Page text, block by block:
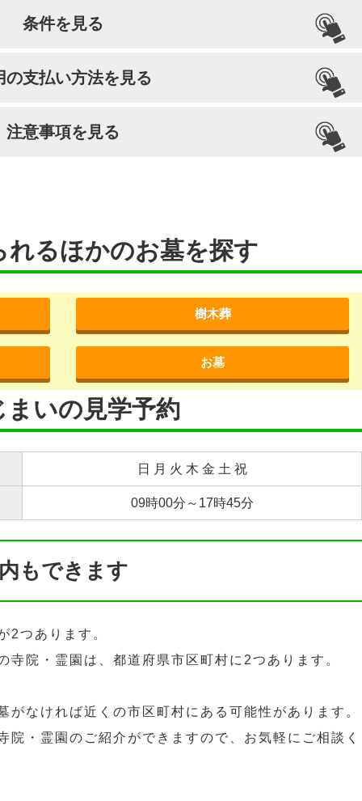
条件を見る
生前申込
の支払い方法を見る
注意事項を見る
れるほかのお墓を探す
樹木葬
お墓
いの見学予約
日 月 火 木 金 土 祝
09時00分～17時45分
もできます
2つあります。
寺院・霊園は、都道府県市区町村に2つあります。
がなければ近くの市区町村にある可能性があります。
院・霊園のご紹介ができますので、お気軽にご相談く